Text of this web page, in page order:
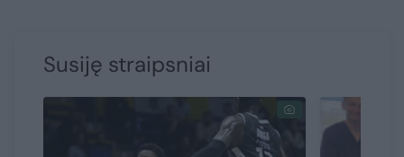
Susiję straipsniai